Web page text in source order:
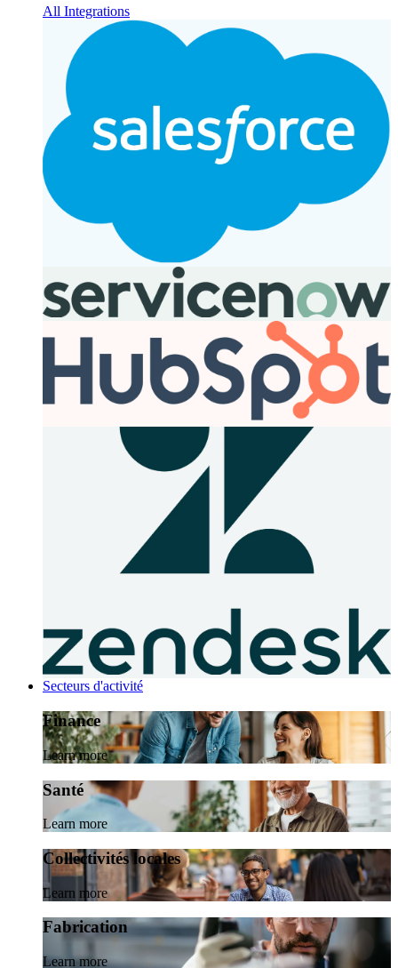
All Integrations
Secteurs d'activité
Finance
Learn more
Santé
Learn more
Collectivités locales
Learn more
Fabrication
Learn more